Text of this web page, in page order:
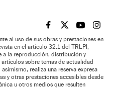
EL PAÍS BRASIL EN
EL PAÍSEL PAÍS
EL
al uso de sus obras y prestaciones en
en el artículo 32.1 del TRLPI;
a la reproducción, distribución y
sobre temas de actualidad
realiza una reserva expresa
y otras prestaciones accesibles desde
u otros medios que resulten